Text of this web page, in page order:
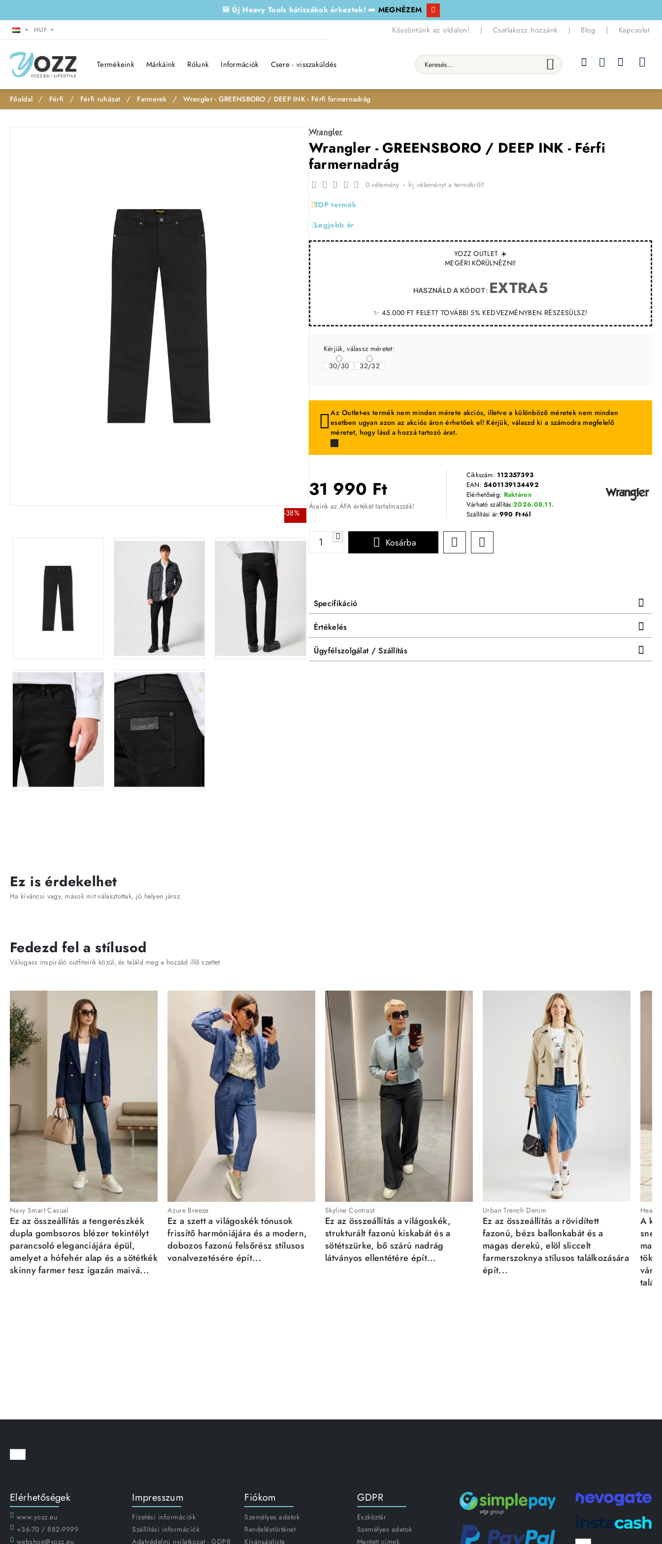
🎒 Új Heavy Tools hátizsákok érkeztek! ➡️ MEGNÉZEM
HUF Köszöntünk az oldalon! | Csatlakozz hozzánk | Blog | Kapcsolat
Termékeink Márkáink Rólunk Információk Csere - visszaküldés Keresés...
h
Férfi Férfi ruházat Farmerek Wrangler - GREENSBORO / DEEP INK - Férfi farmernadrág
-38%
Wrangler
Wrangler - GREENSBORO / DEEP INK - Férfi
farmernadrág
YOZZ OUTLET ☀️
MEGÉRI KÖRÜLNÉZNI!
HASZNÁLD A KÓDOT: EXTRA5
✨ 45.000 FT FELETT TOVÁBBI 5% KEDVEZMÉNYBEN RÉSZESÜLSZ!
TOP termék
Legjobb ár
0 vélemény - Írj véleményt a termékről!
31 990 Ft
Áraink az ÁFA értékét tartalmazzák!
Cikkszám: 112357393
EAN:5401139134492
Elérhetőség: Raktáron
Várható szállítás:2026.08.11.
Szállítási ár:990 Ft-tól
Kérjük, válassz méretet:
30/30
32/32
Kosárba
Az Outlet-es termék nem minden mérete akciós, illetve a különböző méretek nem minden
esetben ugyan azon az akciós áron érhetőek el! Kérjük, válaszd ki a számodra megfelelő
méretet, hogy lásd a hozzá tartozó árat.
Specifikáció
Értékelés
Ügyfélszolgálat / Szállítás
Ez is érdekelhet
Ha kíváncsi vagy, mások mit választottak, jó helyen jársz.
Fedezd fel a stílusod
Válogass inspiráló outfiteink közül, és találd meg a hozzád illő szettet
Navy Smart Casual
Ez az összeállítás a tengerészkék
dupla gombsoros blézer tekintélyt
parancsoló eleganciájára épül,
amelyet a hófehér alap és a sötétkék
skinny farmer tesz igazán maivá...
Azure Breeze
Ez a szett a világoskék tónusok
frissítő harmóniájára és a modern,
dobozos fazonú felsőrész stílusos
vonalvezetésére épít...
Skyline Contrast
Ez az összeállítás a világoskék,
strukturált fazonú kiskabát és a
sötétszürke, bő szárú nadrág
látványos ellentétére épít...
Urban Trench Denim
Ez az összeállítás a rövidített
fazonú, bézs ballonkabát és a
magas derekú, elöl sliccelt
farmerszoknya stílusos találkozására
épít...
A
Elérhetőségek
www.yozz.eu
+36-70 / 882-9999
webshop@yozz.eu
Impresszum
Fizetési információk
Szállítási információk
Adatvédelmi nyilatkozat - GDPR
Fiókom
Személyes adatok
Rendeléstörténet
Kívánságlista
GDPR
Eszköztár
Személyes adatok
Mentett címek